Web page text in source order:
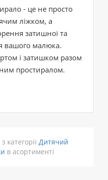
- це не просто
ліжком, а
затишної та
вашого малюка.
і затишком разом
простиралом.
категорії Дитячий
в асортименті